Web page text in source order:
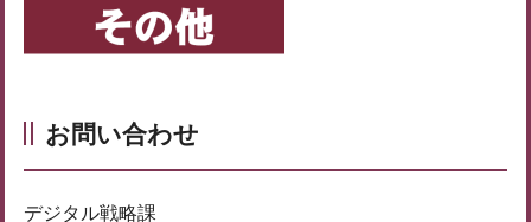
お問い合わせ
デジタル戦略課